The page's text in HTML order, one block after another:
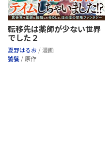
転移先は薬師が少ない世界
でした２
夏野はるお / 漫画
饕餮 / 原作